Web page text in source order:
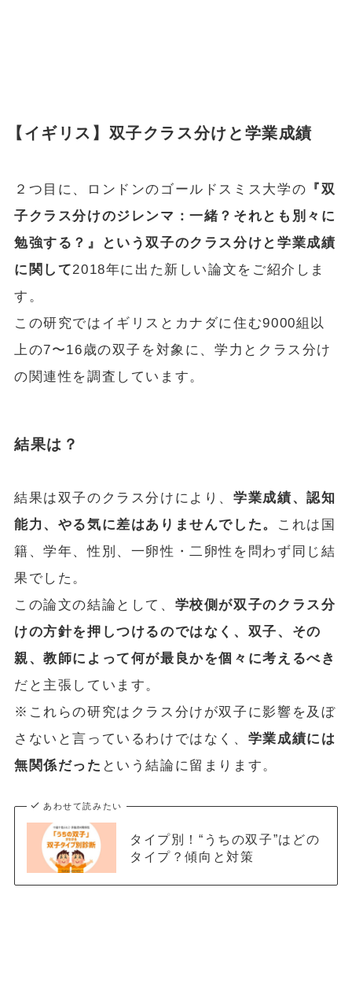
【イギリス】双子クラス分けと学業成績
２つ目に、ロンドンのゴールドスミス大学の 『双
子クラス分けのジレンマ：一緒？それとも別々に
勉強する？』という双子のクラス分けと学業成績
に関して2018年に出た新しい論文をご紹介しま
す。
この研究ではイギリスとカナダに住む9000組以
上の7〜16歳の双子を対象に、学力とクラス分け
の関連性を調査しています。
結果は？
結果は双子のクラス分けにより、学業成績、認知
能力、やる気に差はありませんでした。
これは国
籍、学年、性別、一卵性・二卵性を問わず同じ結
果でした。
この論文の結論として、 学校側が双子のクラス分
けの方針を押しつけるのではなく、双子、その
親、教師によって何が最良かを個々に考えるべき
だと主張しています。
※これらの研究はクラス分けが双子に影響を及ぼ
さないと言っているわけではなく、 学業成績には
無関係だった という結論に留まります。
あわせて読みたい
タイプ別！“うちの双子”はどの
タイプ？傾向と対策